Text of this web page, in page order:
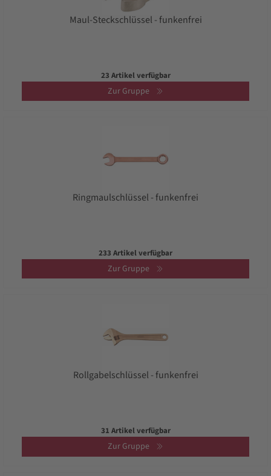
Maul-Steckschlüssel - funkenfrei
23 Artikel verfügbar
Zur Gruppe
Ringmaulschlüssel - funkenfrei
233 Artikel verfügbar
Zur Gruppe
Rollgabelschlüssel - funkenfrei
31 Artikel verfügbar
Zur Gruppe